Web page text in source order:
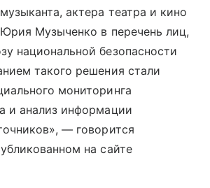
актера театра и кино
Музыченко в перечень лиц,
национальной безопасности
такого решения стали
мониторинга
и анализ информации
— говорится
на сайте